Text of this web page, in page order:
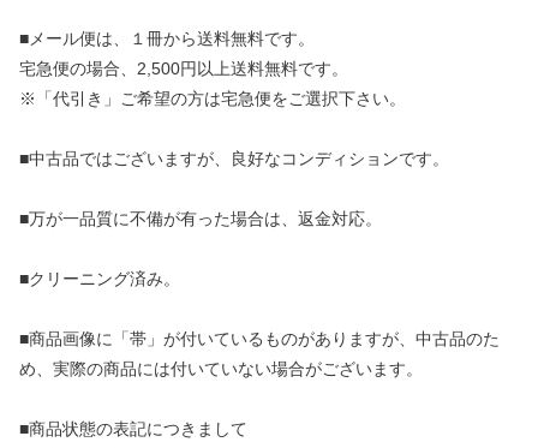
■メール便は、１冊から送料無料です。
宅急便の場合、2,500円以上送料無料です。
※「代引き」ご希望の方は宅急便をご選択下さい。
■中古品ではございますが、良好なコンディションです。
■万が一品質に不備が有った場合は、返金対応。
■クリーニング済み。
■商品画像に「帯」が付いているものがありますが、中古品のた
め、実際の商品には付いていない場合がございます。
■商品状態の表記につきまして